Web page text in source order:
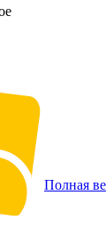
Полная